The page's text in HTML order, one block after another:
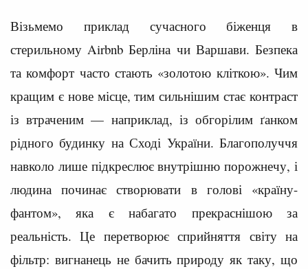
Візьмемо приклад сучасного біженця в
стерильному Airbnb Берліна чи Варшави. Безпека
та комфорт часто стають «золотою кліткою». Чим
кращим є нове місце, тим сильнішим стає контраст
із втраченим — наприклад, із обгорілим ґанком
рідного будинку на Сході України. Благополуччя
навколо лише підкреслює внутрішню порожнечу, і
людина починає створювати в голові «країну-
фантом», яка є набагато прекраснішою за
реальність. Це перетворює сприйняття світу на
фільтр: вигнанець не бачить природу як таку, що